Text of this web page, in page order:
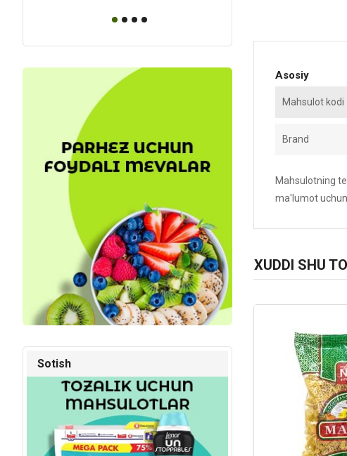
Sotish
Asosiy
Mahsulot kodi
Brand
Mahsulotning
ma'lumot
XUDDI SHU
Kod: 853